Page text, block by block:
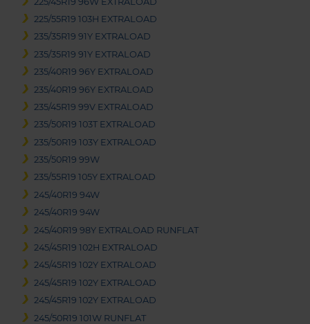
225/55R19 103H EXTRALOAD
235/35R19 91Y EXTRALOAD
235/35R19 91Y EXTRALOAD
235/40R19 96Y EXTRALOAD
235/40R19 96Y EXTRALOAD
235/45R19 99V EXTRALOAD
235/50R19 103T EXTRALOAD
235/50R19 103Y EXTRALOAD
235/50R19 99W
235/55R19 105Y EXTRALOAD
245/40R19 94W
245/40R19 94W
245/40R19 98Y EXTRALOAD RUNFLAT
245/45R19 102H EXTRALOAD
245/45R19 102Y EXTRALOAD
245/45R19 102Y EXTRALOAD
245/45R19 102Y EXTRALOAD
245/50R19 101W RUNFLAT